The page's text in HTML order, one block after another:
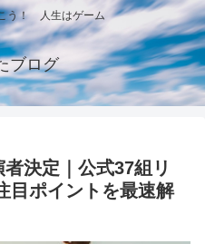
う！ 人生はゲーム
ブログ
決定｜公式37組リ
目ポイントを最速解